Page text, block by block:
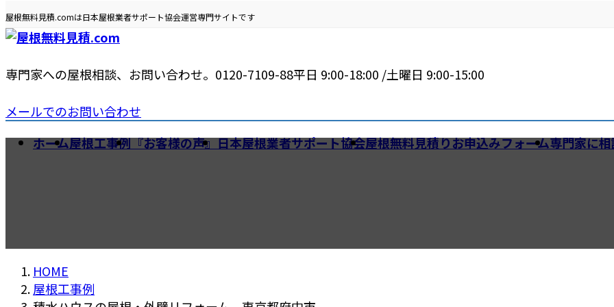
ン
テ
ツ
ス
キ
ビ
ゲ
シ
ン
に
屋根無料見積.comは日本屋根業者サポート協会運営専門サイトです
専門家への屋根相談、お問い合わせ。 0120-7109-88平日 9:00-18:00 /土曜日 9:00-15:00
メールでのお問い合わせ
ホーム屋根工事例『お客様の声』日本屋根業者サポート協会屋根無料見積りお申込みフォーム専門家に
HOME
屋根工事例